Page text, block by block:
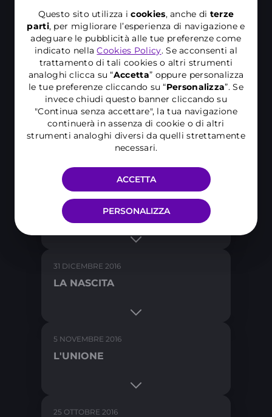
Questo sito utilizza icookies, anche di terze
parti, per migliorare l’esperienza di navigazione e
adeguare le pubblicità alle tue preferenze come
indicato nellaCookies Policy. Se acconsenti al
trattamento di tali cookies o altri strumenti
analoghi clicca su “Accetta” oppure personalizza
le tue preferenze cliccando su “Personalizza”. Se
invece chiudi questo banner cliccando su
"Continua senza accettare", la tua navigazione
continuerà in assenza di cookie o di altri
strumenti analoghi diversi da quelli strettamente
necessari.
PERSONALIZZA
ACCETTA
7 SETTEMBRE 2018
AZIONISTA UNICO
31 AGOSTO 2018
L'APPROVAZIONE
3 LUGLIO 2018
100% C.K. HUTCHINSON
31 DICEMBRE 2016
LA NASCITA
5 NOVEMBRE 2016
L'UNIONE
25 OTTOBRE 2016